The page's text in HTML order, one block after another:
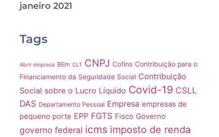
janeiro 2021
Tags
Abrir empresa BEm CLT CNPJ Cofins Contribuição para o
Financiamento da Seguridade Social Contribuição
Social sobre o Lucro Líquido Covid-19 CSLL
DAS Departamento Pessoal Empresa empresas de
pequeno porte EPP FGTS Fisco Governo
governo federal icms imposto de renda